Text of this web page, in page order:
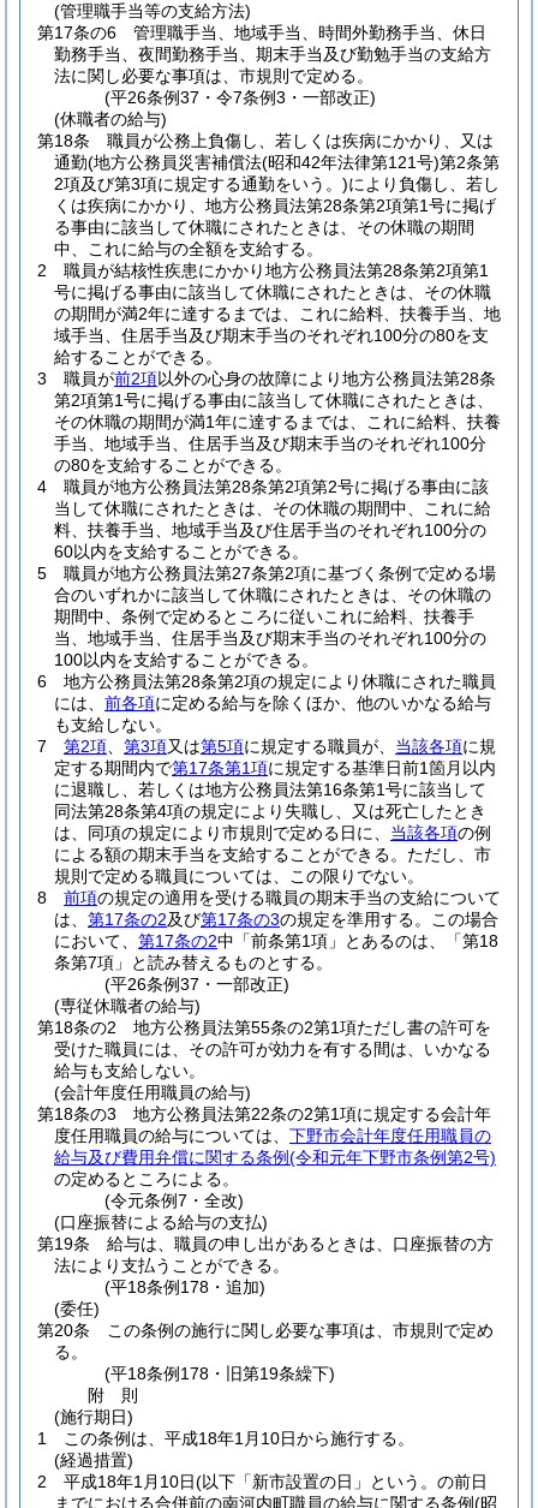
(管理職手当等の支給方法)
第17条の6
管理職手当、地域手当、時間外勤務手当、休日
勤務手当、夜間勤務手当、期末手当及び勤勉手当の支給方
法に関し必要な事項は、市規則で定める。
(平26条例37・令7条例3・一部改正)
(休職者の給与)
第18条
職員が公務上負傷し、若しくは疾病にかかり、又は
通勤(地方公務員災害補償法(昭和42年法律第121号)第2条第
2項及び第3項に規定する通勤をいう。)により負傷し、若し
くは疾病にかかり、地方公務員法第28条第2項第1号に掲げ
る事由に該当して休職にされたときは、その休職の期間
中、これに給与の全額を支給する。
2
職員が結核性疾患にかかり地方公務員法第28条第2項第1
号に掲げる事由に該当して休職にされたときは、その休職
の期間が満2年に達するまでは、これに給料、扶養手当、地
域手当、住居手当及び期末手当のそれぞれ100分の80を支
給することができる。
3
職員が前2項以外の心身の故障により地方公務員法第28条
第2項第1号に掲げる事由に該当して休職にされたときは、
その休職の期間が満1年に達するまでは、これに給料、扶養
手当、地域手当、住居手当及び期末手当のそれぞれ100分
の80を支給することができる。
4
職員が地方公務員法第28条第2項第2号に掲げる事由に該
当して休職にされたときは、その休職の期間中、これに給
料、扶養手当、地域手当及び住居手当のそれぞれ100分の
60以内を支給することができる。
5
職員が地方公務員法第27条第2項に基づく条例で定める場
合のいずれかに該当して休職にされたときは、その休職の
期間中、条例で定めるところに従いこれに給料、扶養手
当、地域手当、住居手当及び期末手当のそれぞれ100分の
100以内を支給することができる。
6
地方公務員法第28条第2項の規定により休職にされた職員
には、 前各項に定める給与を除くほか、他のいかなる給与
も支給しない。
7
第2項 第3項又は第5項に規定する職員が、 当該各項に規
定する期間内で第17条第1項に規定する基準日前1箇月以内
に退職し、若しくは地方公務員法第16条第1号に該当して
同法第28条第4項の規定により失職し、又は死亡したとき
は、同項の規定により市規則で定める日に、 当該各項の例
による額の期末手当を支給することができる。 ただし、市
規則で定める職員については、この限りでない。
8
前項の規定の適用を受ける職員の期末手当の支給について
は、 第17条の2及び第17条の3の規定を準用する。
この場合
において、 第17条の2中「前条第1項」とあるのは、「第18
条第7項」と読み替えるものとする。
(平26条例37・一部改正)
(専従休職者の給与)
第18条の2
地方公務員法第55条の2第1項ただし書の許可を
受けた職員には、その許可が効力を有する間は、いかなる
給与も支給しない。
(会計年度任用職員の給与)
第18条の3
地方公務員法第22条の2第1項に規定する会計年
度任用職員の給与については、 下野市会計年度任用職員の
給与及び費用弁償に関する条例(令和元年下野市条例第2号)
の定めるところによる。
(令元条例7・全改)
(口座振替による給与の支払)
第19条
給与は、職員の申し出があるときは、口座振替の方
法により支払うことができる。
(平18条例178・追加)
(委任)
第20条
この条例の施行に関し必要な事項は、市規則で定め
る。
(平18条例178・旧第19条繰下)
附 則
(施行期日)
1
この条例は、平成18年1月10日から施行する。
(経過措置)
2
平成18年1月10日(以下「新市設置の日」という。の前日
までにおける合併前の南河内町職員の給与に関する条例(昭